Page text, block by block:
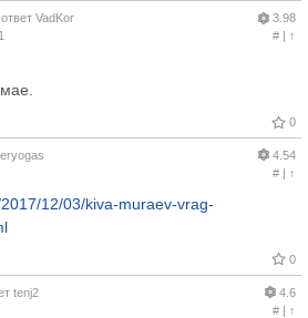
VadKor
3.98
#| ↑
0
4.54
#| ↑
12/03/kiva-muraev-vrag-
0
tenj2
4.6
#| ↑